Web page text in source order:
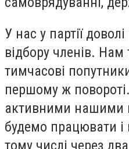
У нас у партії
відбору членів. Нам
тимчасові
першому ж
активними нашими
будемо працювати
тому числі через